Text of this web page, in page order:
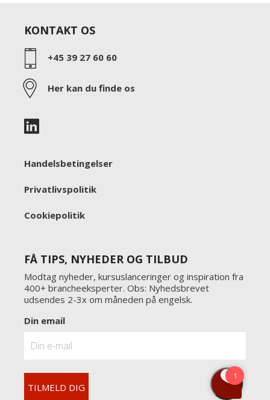
KONTAKT OS
+45 39 27 60 60
Her kan du finde os
Handelsbetingelser
Privatlivspolitik
Cookiepolitik
FÅ TIPS, NYHEDER OG TILBUD
Modtag nyheder, kursuslanceringer og inspiration fra
400+ brancheeksperter. Obs: Nyhedsbrevet
udsendes 2-3x om måneden på engelsk.
Din email
TILMELD DIG